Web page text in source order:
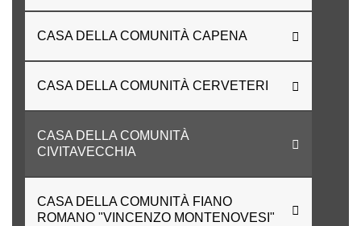
CASA DELLA COMUNITÀ CAPENA
CASA DELLA COMUNITÀ CERVETERI
CASA DELLA COMUNITÀ
CIVITAVECCHIA
CASA DELLA COMUNITÀ FIANO
ROMANO "VINCENZO MONTENOVESI"